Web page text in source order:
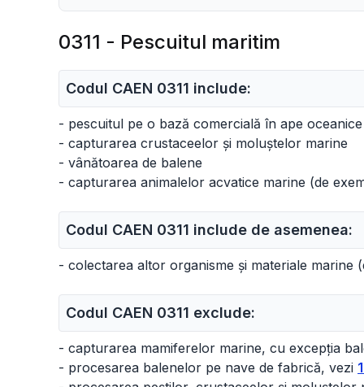
0311 - Pescuitul maritim
Codul CAEN 0311 include:
- pescuitul pe o bază comercială în ape
- capturarea crustaceelor și moluștelor marine
- vânătoarea de balene
- capturarea animalelor acvatice marine (de
Codul CAEN 0311 include de asemenea:
- colectarea altor organisme și materiale
Codul CAEN 0311 exclude:
- capturarea mamiferelor marine, cu excepția
- procesarea balenelor pe nave de fabrică, vezi